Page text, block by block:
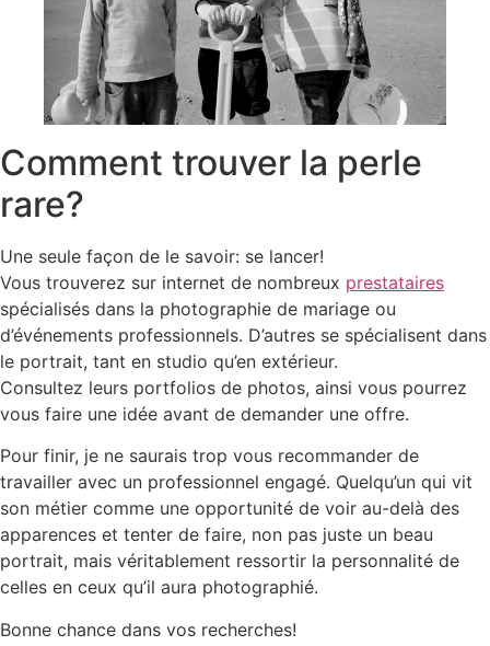
Comment trouver la perle
rare?
Une seule façon de le savoir: se lancer!
Vous trouverez sur internet de nombreux prestataires
spécialisés dans la photographie de mariage ou
d’événements professionnels. D’autres se spécialisent dans
le portrait, tant en studio qu’en extérieur.
Consultez leurs portfolios de photos, ainsi vous pourrez
vous faire une idée avant de demander une offre.
Pour finir, je ne saurais trop vous recommander de
travailler avec un professionnel engagé. Quelqu’un qui vit
son métier comme une opportunité de voir au-delà des
apparences et tenter de faire, non pas juste un beau
portrait, mais véritablement ressortir la personnalité de
celles en ceux qu’il aura photographié.
Bonne chance dans vos recherches!